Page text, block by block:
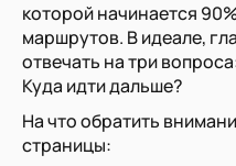
которой начинается
маршрутов. В идеале,
отвечать на три
Куда идти дальше?
На что обратить
страницы: